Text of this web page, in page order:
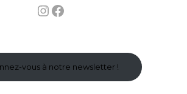
InstagramFacebook
vous à notre newsletter !